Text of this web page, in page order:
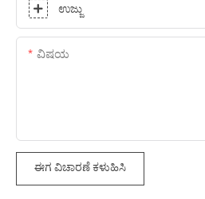
ಉಜ್ಜು
ವಿಷಯ
ಈಗ ವಿಚಾರಣೆ ಕಳುಹಿಸಿ